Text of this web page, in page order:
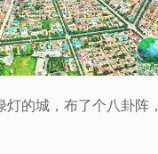
灯的城，布了个八卦阵，